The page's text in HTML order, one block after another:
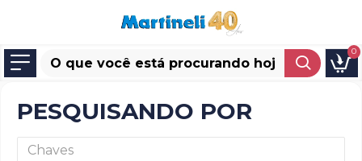
0
PESQUISANDO POR